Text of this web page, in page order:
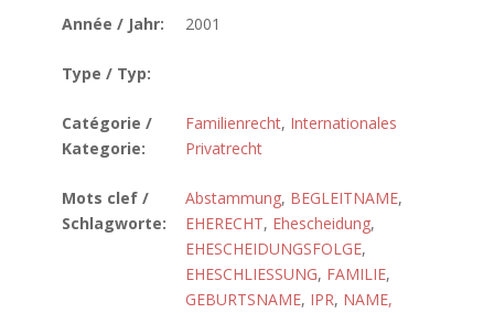
Année / Jahr: 2001
Type / Typ:
Catégorie /
Kategorie:
Familienrecht, Internationales
Privatrecht
Mots clef /
Schlagworte:
Abstammung, BEGLEITNAME,
EHERECHT, Ehescheidung,
EHESCHEIDUNGSFOLGE,
EHESCHLIESSUNG, FAMILIE,
GEBURTSNAME, IPR, NAME,